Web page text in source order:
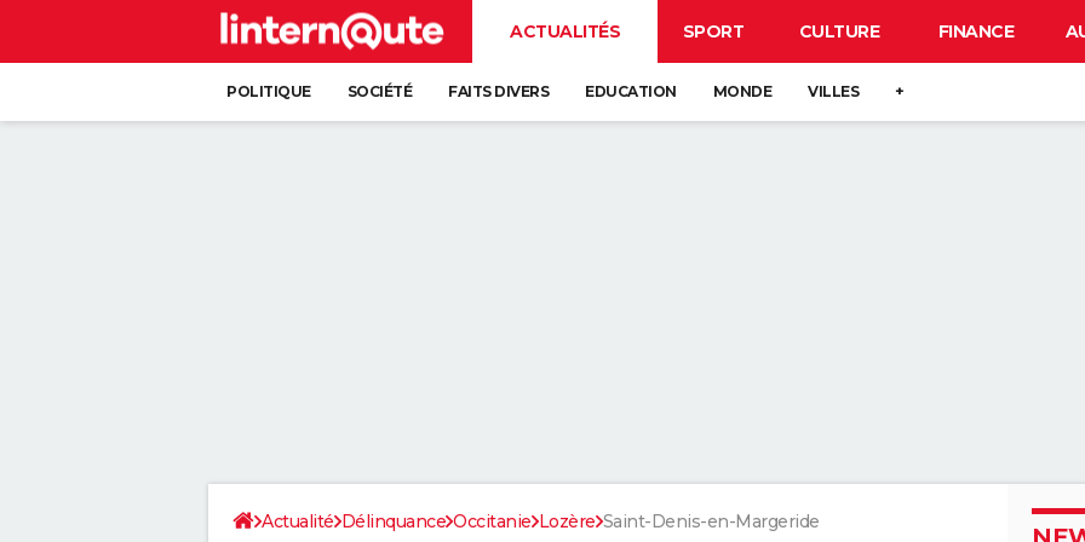
ACTUALITÉS SPORT CULTURE FINANCE
POLITIQUE SOCIÉTÉ FAITS DIVERS EDUCATION MONDE VILLES +
Actualité Délinquance Occitanie Lozère Saint-Denis-en-Margeride